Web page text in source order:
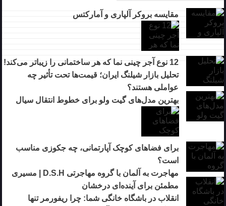
مقایسه بروکر آلپاری و آمارکتس
12 نوع آجر چینی نما که هر ساختمانی را زیباتر می‌کند!
تحلیل بازار شیلنگ ایران؛ قیمت‌ها تحت تأثیر چه
عواملی هستند؟
بهترین مدل‌های گیت ولو برای خطوط انتقال سیال
برای فضاهای کوچک آپارتمانی، چه جکوزی مناسب
است؟
مهاجرت به آلمان با گروه مهاجرتی D.S.H | مسیری
مطمئن برای آینده‌ای درخشان
انقلاب در باشگاه خانگی شما: چرا ریفورمر تنها